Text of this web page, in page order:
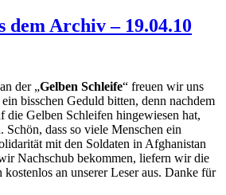
dem Archiv – 19.04.10
der „Gelben Schleife“ freuen wir uns
bisschen Geduld bitten, denn nachdem
die Gelben Schleifen hingewiesen hat,
Schön, dass so viele Menschen ein
mit den Soldaten in Afghanistan
Nachschub bekommen, liefern wir die
an unserer Leser aus. Danke für